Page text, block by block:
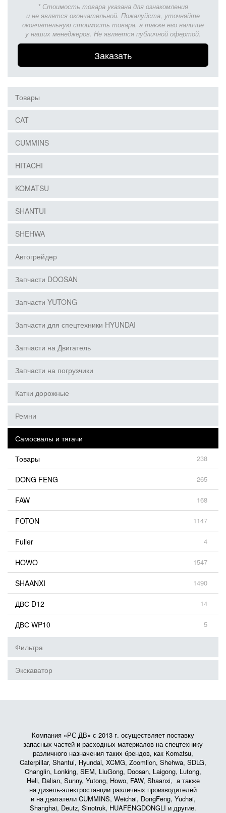
* Стоимость товара указана для ознакомления
и не являтся окончательной. Пожалуйста, уточняйте
окончательную стоимость товара, а также его наличие
у наших менеджеров. Не является публичной офертой.
Заказать
Товары
CAT
CUMMINS
HITACHI
KOMATSU
SHANTUI
SHEHWA
Автогрейдер
Запчасти DOOSAN
Запчасти YUTONG
Запчасти для спецтехники HYUNDAI
Запчасти на Двигатель
Запчасти на погрузчики
Катки дорожные
Ремни
Самосвалы и тягачи
Товары
238
DONG FENG 265
FAW 168
FOTON 1147
Fuller 4
HOWO 1547
SHAANXI 1490
ДВС D12 14
ДВС WP10 5
Фильтра
Экскаватор
Компания «РС ДВ» с 2013 г. осуществляет поставку
запасных частей и расходных материалов на спецтехнику
различного назначения таких брендов, как Komatsu,
Caterpillar, Shantui, Hyundai, XCMG, Zoomlion, Shehwa, SDLG,
Changlin, Lonking, SEM, LiuGong, Doosan, Laigong, Lutong,
Heli, Dalian, Sunny, Yutong, Howo, FAW, Shaanxi, а также
на дизель-электростанции различных производителей
и на двигатели CUMMINS, Weichai, DongFeng, Yuchai,
Shanghai, Deutz, Sinotruk, HUAFENGDONGLI и другие.